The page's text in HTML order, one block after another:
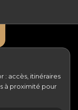
: accès, itinéraires
à proximité pour